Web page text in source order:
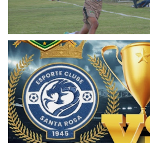
ESPORTE
Pilar e Asa Branca conquistam
Jaguarariense de futebol 2026